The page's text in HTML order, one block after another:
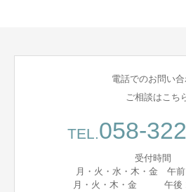
電話でのお問い
ご相談はこち
TEL.058-
受付時間
月・火・水・木・金 午
月・火・木・金 午後